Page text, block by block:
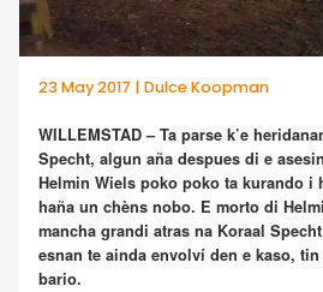
23 May 2017 | Dulce Koopman
WILLEMSTAD – Ta parse k’e
Specht, algun aña despues di e
Helmin Wiels poko poko ta kurando i
haña un chèns nobo. E morto di
mancha grandi atras na Koraal
esnan te ainda envolví den e kaso,
bario.